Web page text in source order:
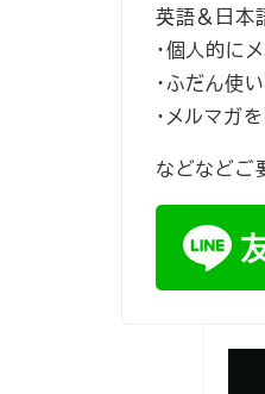
英語＆日本
・個人的に
・ふだん使
・メルマガ
などなどご